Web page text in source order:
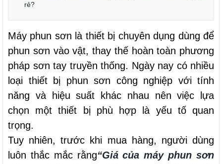
rẻ?
Máy phun sơn là thiết bị chuyên dụng dùng để
phun sơn vào vật, thay thế hoàn toàn phương
pháp sơn tay truyền thống. Ngày nay có nhiều
loại thiết bị phun sơn công nghiệp với tính
năng và hiệu suất khác nhau nên việc lựa
chọn một thiết bị phù hợp là yếu tố quan
trọng.
Tuy nhiên, trước khi mua hàng, người dùng
luôn thắc mắc rằng“Giá của máy phun sơn